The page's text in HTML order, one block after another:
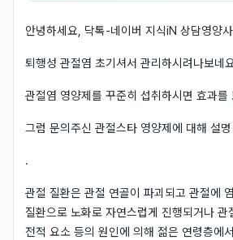
안녕하세요, 닥톡-네이버 지식iN 상담영양
퇴행성 관절염 초기셔서 관리하시려나보네
관절염 영양제를 꾸준히 섭취하시면 효과를
그럼 문의주신 관절스타 영양제에 대해 설
.
관절 질환은 관절 연골이 파괴되고 관절에
질환으로 노화로 자연스럽게 진행되거나 관
전적 요소 등의 원인에 의해 젊은 연령층에